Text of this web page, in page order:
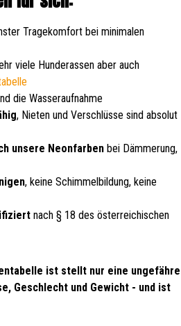
Tragekomfort bei minimalen
viele Hunderassen aber auch
die Wasseraufnahme
, Nieten und Verschlüsse sind absolut
unsere Neonfarben bei Dämmerung,
, keine Schimmelbildung, keine
nach § 18 des österreichischen
ist stellt nur eine ungefähre
Geschlecht und Gewicht - und ist